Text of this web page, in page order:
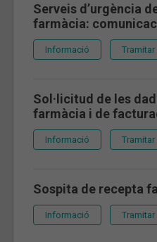
Serveis d’urgència
farmàcia:
Informació
Sol·licitud de les
farmàcia i de
Informació
Sospita de recepta
Informació